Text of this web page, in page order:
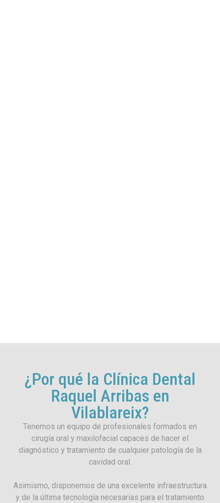
¿Por qué la Clínica Dental
Raquel Arribas en
Vilablareix?
Tenemos un equipo de profesionales formados en
cirugía oral y maxilofacial capaces de hacer el
diagnóstico y tratamiento de cualquier patología de la
cavidad oral.
Asimismo, disponemos de una excelente infraestructura
y de la última tecnología necesarias para el tratamiento